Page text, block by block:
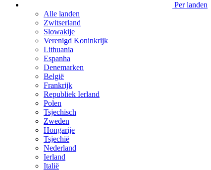
Per landen
Alle landen
Zwitserland
Slowakije
Verenigd Koninkrijk
Lithuania
Espanha
Denemarken
België
Frankrijk
Republiek Ierland
Polen
Tsjechisch
Zweden
Hongarije
Tsjechië
Nederland
Ierland
Italië